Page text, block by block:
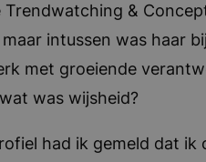
Trendwatching &
intussen was haar
met groeiende
was wijsheid?
had ik gemeld dat